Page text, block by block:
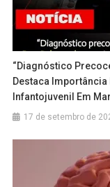
“Diagnóstico
Destaca Importância
Infantojuvenil Em
17 de setembro de